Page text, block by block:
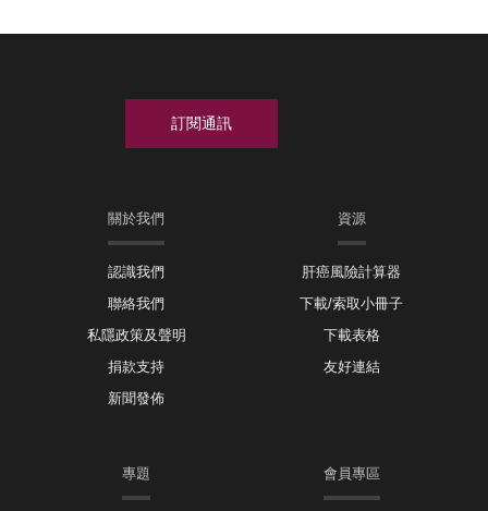
關於我們
認識我們
聯絡我們
私隱政策及聲明
捐款支持
新聞發佈
資源
肝癌風險計算器
下載/索取小冊子
下載表格
友好連結
專題 會員專區